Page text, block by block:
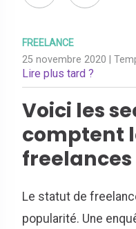
FREELANCE
25 novembre 2020 |
Lire plus tard ?
Voici les
comptent
freelances
Le statut de
popularité. Une